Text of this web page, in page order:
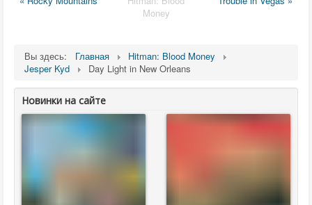
Money
Вы здесь: Главная
Hitman: Blood Money
Jesper Kyd
Day Light in New Orleans
Новинки на сайте